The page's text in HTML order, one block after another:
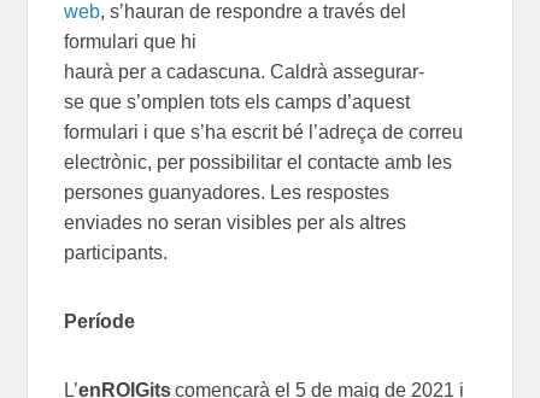
web,s’hauran de respondrea través del
formulari que hi
haurà peracadascuna.Caldrà assegurar-
se que s’omplen tots els campsd’aquest
formulari i ques’ha escrit bé l’adreça de correu
electrònic, per possibilitar el contacte amb les
persones guanyadores. Les respostes
enviades no seran visibles per als altres
participants.
Període
L’en ROIGitscomençarà el 5 de maig de 2021 i